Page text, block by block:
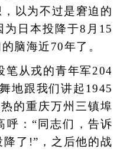
以为不过是窘迫的
日本投降于8月15
脑海近70年了。
从戎的青年军204
地跟我们讲起1945
的重庆万州三镇埠
呼：“同志们，告诉
了!”，之后他的战